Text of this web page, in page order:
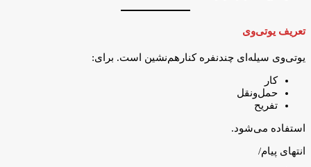
تعریف یو‌تی‌وی
یو‌تی‌وی سیله‌ای چندنفره کنارهم‌نشین است. برای:
کار
حمل‌ونقل
تفریح
استفاده می‌شود.
انتهای پیام/